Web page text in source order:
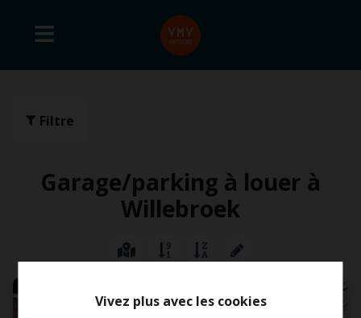
Vivez plus avec les cookies
Filtre
Garage/parking à louer à
Willebroek